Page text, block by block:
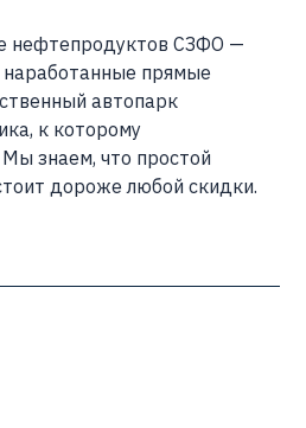
нефтепродуктов СЗФО —
прямые
автопарк
к которому
знаем, что простой
дороже любой скидки.